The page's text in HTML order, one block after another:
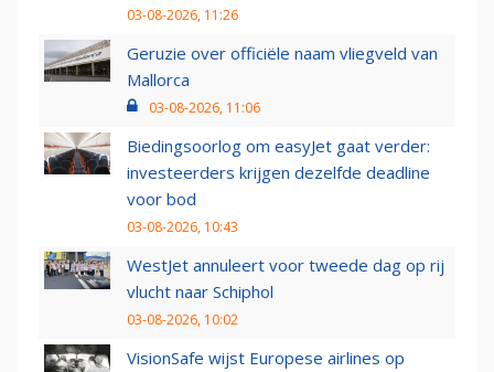
03-08-2026, 11:26
Geruzie over officiële naam vliegveld van
Mallorca
03-08-2026, 11:06
Biedingsoorlog om easyJet gaat verder:
investeerders krijgen dezelfde deadline
voor bod
03-08-2026, 10:43
WestJet annuleert voor tweede dag op rij
vlucht naar Schiphol
03-08-2026, 10:02
VisionSafe wijst Europese airlines op